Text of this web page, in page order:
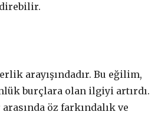
arayışındadır. Bu eğilim,
burçlara olan ilgiyi artırdı.
öz farkındalık ve